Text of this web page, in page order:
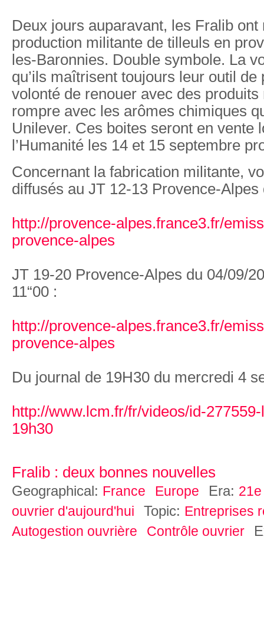
Deux jours auparavant, les Fralib ont
production militante de tilleuls en
les-Baronnies. Double symbole. La
qu’ils maîtrisent toujours leur outil de
volonté de renouer avec des produits
rompre avec les arômes chimiques
Unilever. Ces boites seront en vente
l’Humanité les 14 et 15 septembre
Concernant la fabrication militante,
diffusés au JT 12-13 Provence-Alpes
http://provence-alpes.france3.fr/
provence-alpes
JT 19-20 Provence-Alpes du 04/09/
11“00 :
http://provence-alpes.france3.fr/
provence-alpes
Du journal de 19H30 du mercredi 4
http://www.lcm.fr/fr/videos/id-
19h30
Fralib : deux bonnes nouvelles
Geographical: France Europe Era:
ouvrier d'aujourd'hui
Topic: Entreprises
Autogestion ouvrière
Contrôle ouvrier